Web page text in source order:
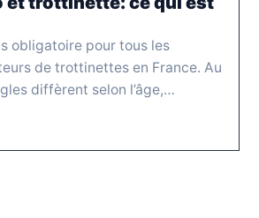
obligatoire pour tous les
de trottinettes en France. Au
diffèrent selon l’âge,…